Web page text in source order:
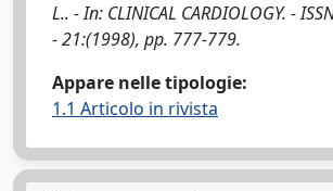
L.. - In: CLINICAL CARDIOLOGY. -
- 21:(1998), pp. 777-779.
Appare nelle tipologie:
1.1 Articolo in rivista